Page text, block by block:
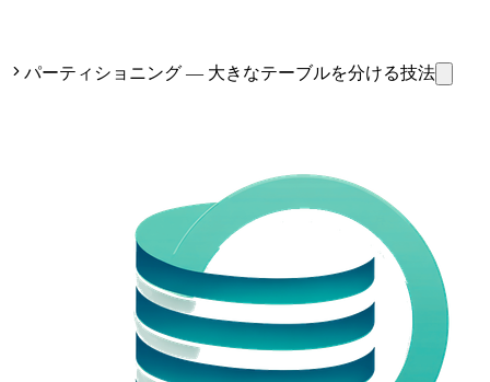
パーティショニング — 大きなテーブルを分ける技法